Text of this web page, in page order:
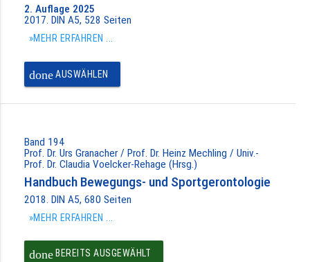
2. Auflage 2025
2017. DIN A5, 528 Seiten
»MEHR ERFAHREN ...
doneAUSWÄHLEN
Band 194
Prof. Dr. Urs Granacher / Prof. Dr. Heinz Mechling / Univ.-
Prof. Dr. Claudia Voelcker-Rehage (Hrsg.)
Handbuch Bewegungs- und Sportgerontologie
2018. DIN A5, 680 Seiten
»MEHR ERFAHREN ...
doneBEREITS AUSGEWÄHLT